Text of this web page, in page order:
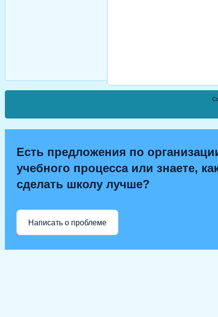
Есть предложения по
учебного процесса или знаете,
сделать школу лучше?
Написать о проблеме